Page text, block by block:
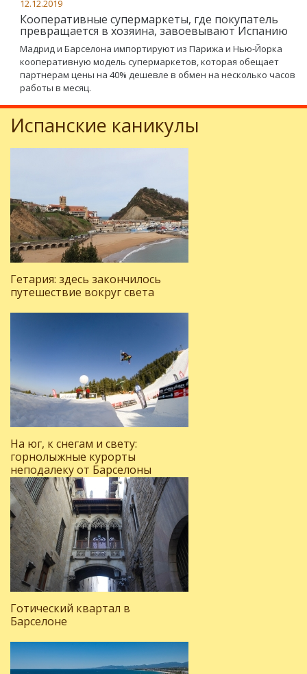
12.12.2019
Кооперативные супермаркеты, где покупатель
превращается в хозяина, завоевывают Испанию
Мадрид и Барселона импортируют из Парижа и Нью-Йорка
кооперативную модель супермаркетов, которая обещает
партнерам цены на 40% дешевле в обмен на несколько часов
работы в месяц.
Испанские каникулы
Гетария: здесь закончилось
путешествие вокруг света
На юг, к снегам и свету:
горнолыжные курорты
неподалеку от Барселоны
Готический квартал в
Барселоне